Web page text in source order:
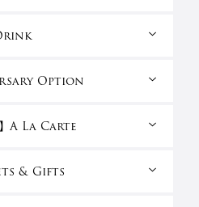
Option
】A La Carte
& Gifts